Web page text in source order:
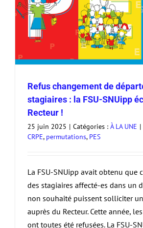
Refus changement de
stagiaires : la FSU-SNUipp
Recteur !
25 juin 2025 | Catégories : À LA UNE |
CRPE, permutations, PES
La FSU-SNUipp avait obtenu que
des stagiaires affecté-es dans un
non souhaité puissent solliciter
auprès du Recteur. Cette année,
ont toutes été refusées. La FSU-